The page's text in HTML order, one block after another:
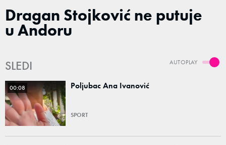
Dragan Stojković ne putuje
u Andoru
AUTOPLAY
SLEDI
00:08 Poljubac Ana Ivanović
SPORT